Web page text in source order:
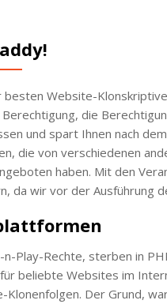
Website-
die
und spart Ihnen nach
die von verschiedenen
haben. Mit den
da wir vor der Ausführung
Rechte, sterben in
beliebte Websites im
Der Grund,